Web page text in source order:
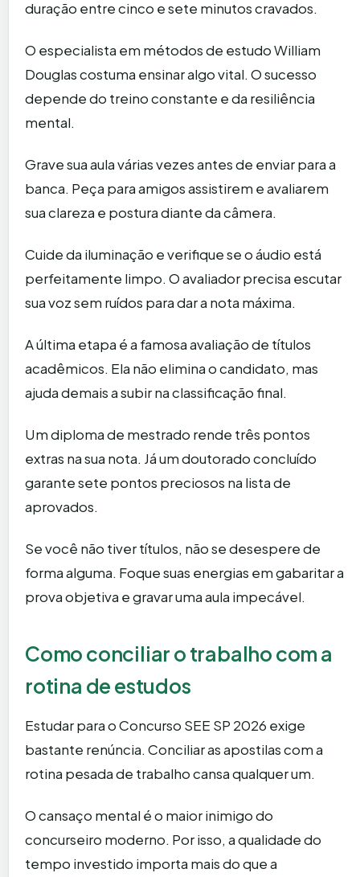
duração entre cinco e sete minutos cravados.
O especialista em métodos de estudo William
Douglas costuma ensinar algo vital. O sucesso
depende do treino constante e da resiliência
mental.
Grave sua aula várias vezes antes de enviar para a
banca. Peça para amigos assistirem e avaliarem
sua clareza e postura diante da câmera.
Cuide da iluminação e verifique se o áudio está
perfeitamente limpo. O avaliador precisa escutar
sua voz sem ruídos para dar a nota máxima.
A última etapa é a famosa avaliação de títulos
acadêmicos. Ela não elimina o candidato, mas
ajuda demais a subir na classificação final.
Um diploma de mestrado rende três pontos
extras na sua nota. Já um doutorado concluído
garante sete pontos preciosos na lista de
aprovados.
Se você não tiver títulos, não se desespere de
forma alguma. Foque suas energias em gabaritar a
prova objetiva e gravar uma aula impecável.
Como conciliar o trabalho com a
rotina de estudos
Estudar para o Concurso SEE SP 2026 exige
bastante renúncia. Conciliar as apostilas com a
rotina pesada de trabalho cansa qualquer um.
O cansaço mental é o maior inimigo do
concurseiro moderno. Por isso, a qualidade do
tempo investido importa mais do que a